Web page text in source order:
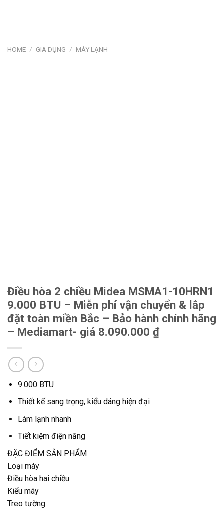
HOME / GIA DỤNG / MÁY LẠNH
Điều hòa 2 chiều Midea MSMA1-10HRN1
9.000 BTU – Miễn phí vận chuyển & lắp
đặt toàn miền Bắc – Bảo hành chính hãng
– Mediamart- giá 8.090.000 ₫
9.000 BTU
Thiết kế sang trọng, kiểu dáng hiện đại
Làm lạnh nhanh
Tiết kiệm điện năng
ĐẶC ĐIỂM SẢN PHẨM
Loại máy
Điều hòa hai chiều
Kiểu máy
Treo tường